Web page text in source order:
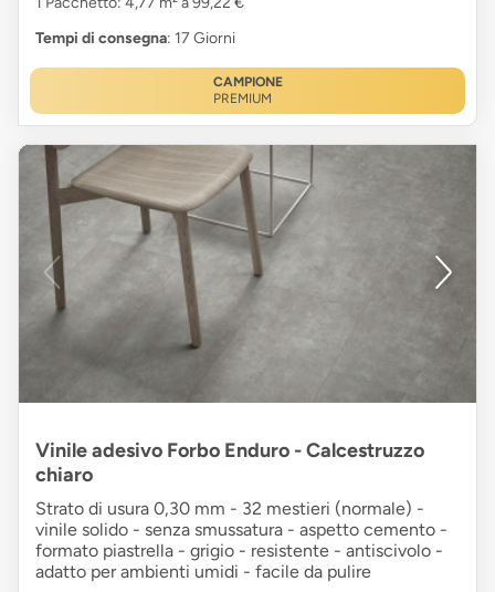
Tempi di consegna: 17 Giorni
CAMPIONE
PREMIUM
Vinile adesivo Forbo Enduro - Calcestruzzo
chiaro
Strato di usura 0,30 mm - 32 mestieri (normale) -
vinile solido - senza smussatura - aspetto cemento -
formato piastrella - grigio - resistente - antiscivolo -
adatto per ambienti umidi - facile da pulire